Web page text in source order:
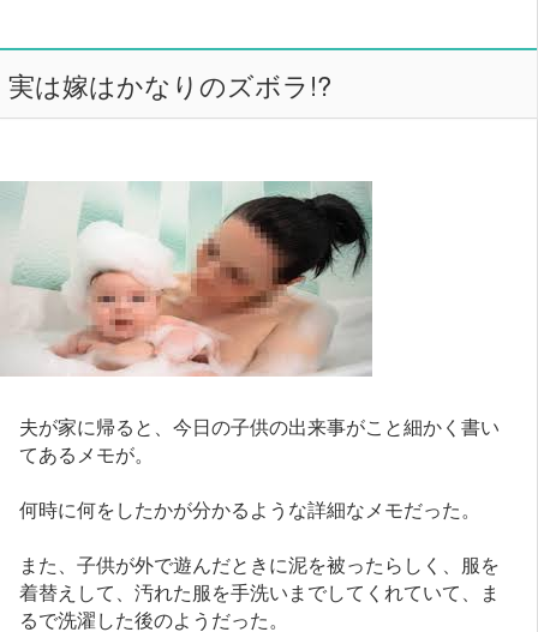
実は嫁はかなりのズボラ!?
夫が家に帰ると、今日の子供の出来事がこと細かく書い
てあるメモが。
何時に何をしたかが分かるような詳細なメモだった。
また、子供が外で遊んだときに泥を被ったらしく、服を
着替えして、汚れた服を手洗いまでしてくれていて、ま
るで洗濯した後のようだった。